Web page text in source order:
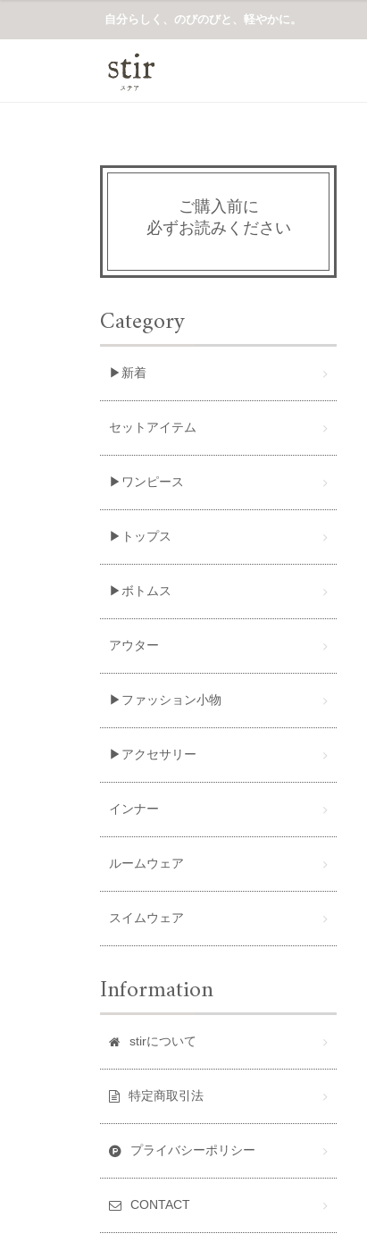
自分らしく、のびのびと、軽やかに。
ご購入前に
必ずお読みください
Category
▶新着
セットアイテム
▶ワンピース
▶トップス
▶ボトムス
アウター
▶ファッション小物
▶アクセサリー
インナー
ルームウェア
スイムウェア
Information
stirについて
特定商取引法
プライバシーポリシー
CONTACT